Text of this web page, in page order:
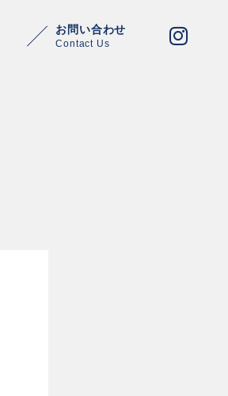
お問い合わせ
Contact Us